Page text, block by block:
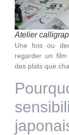
Atelier
Une fois ou
regarder un
des plats que